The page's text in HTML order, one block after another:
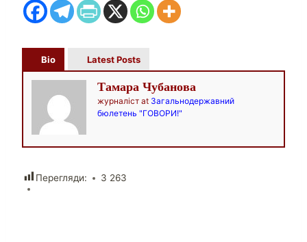
Bio Latest Posts
Тамара Чубанова
журналіст at Загальнодержавний
бюлетень "ГОВОРИ!"
Перегляди: 3 263